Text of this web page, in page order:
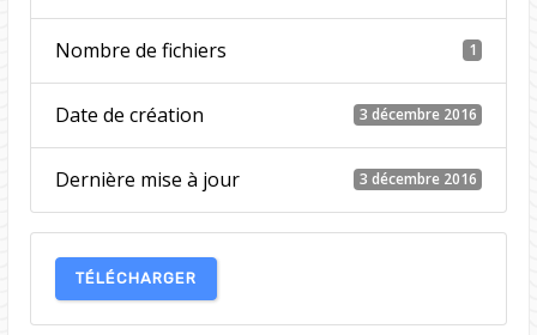
Nombre de fichiers 1
Date de création 3 décembre 2016
Dernière mise à jour 3 décembre 2016
TÉLÉCHARGER